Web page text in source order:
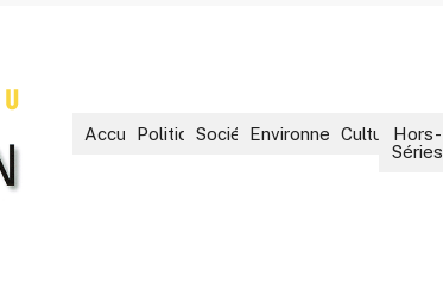
AccueilPolitiqueSociétéEnvironnementCultureHors-
Séries